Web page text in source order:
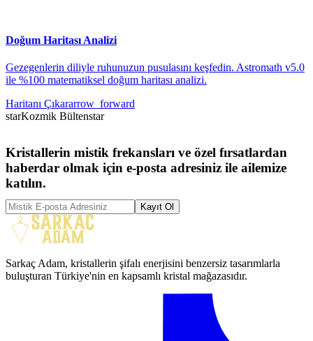
Doğum Haritası Analizi
Gezegenlerin diliyle ruhunuzun pusulasını keşfedin. Astromath v5.0
ile %100 matematiksel doğum haritası analizi.
Haritanı Çıkararrow_forward
starKozmik Bültenstar
Kristallerin mistik frekansları ve özel fırsatlardan
haberdar olmak için e-posta adresiniz ile ailemize
katılın.
Kayıt Ol
Sarkaç Adam, kristallerin şifalı enerjisini benzersiz tasarımlarla
buluşturan Türkiye'nin en kapsamlı kristal mağazasıdır.